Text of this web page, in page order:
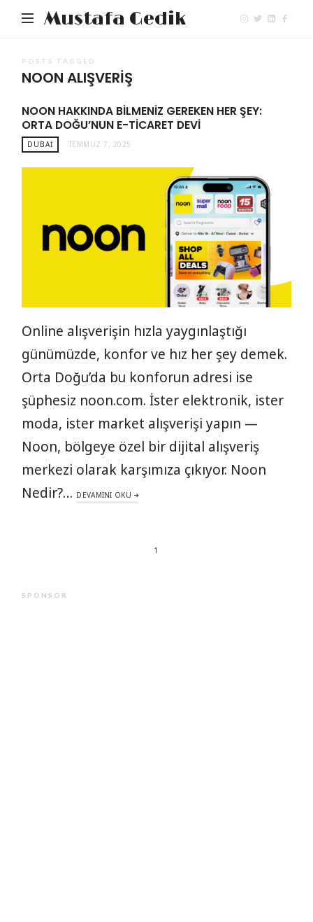
Mustafa Gedik
POSTS TAGGED
NOON ALIŞVERIŞ
NOON HAKKINDA BILMENIZ GEREKEN HER ŞEY:
ORTA DOĞU’NUN E-TICARET DEVI
DUBAI TEMMUZ 7, 2025
Online alışverişin hızla yaygınlaştığı
günümüzde, konfor ve hız her şey demek.
Orta Doğu’da bu konforun adresi ise
şüphesiz noon.com. İster elektronik, ister
moda, ister market alışverişi yapın —
Noon, bölgeye özel bir dijital alışveriş
merkezi olarak karşımıza çıkıyor. Noon
Nedir?… DEVAMINI OKU
1
SPONSOR